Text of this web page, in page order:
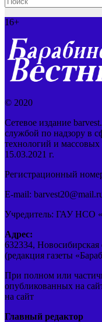
16+
© 2020
Сетевое издание
службой по надзору в
технологий и
15.03.2021 г.
Регистрационный
E-mail:
Учредитель: ГАУ НСО
Адрес:
632334,
(редакция газеты
При полном или
опубликованных на
на сайт
Главный редактор